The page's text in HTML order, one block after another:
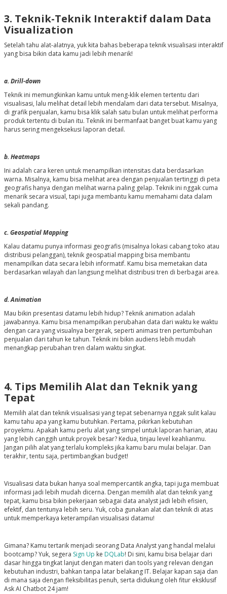
3. Teknik-Teknik Interaktif dalam Data
Visualization
Setelah tahu alat-alatnya, yuk kita bahas beberapa teknik visualisasi interaktif
yang bisa bikin data kamu jadi lebih menarik!
a. Drill-down
Teknik ini memungkinkan kamu untuk meng-klik elemen tertentu dari
visualisasi, lalu melihat detail lebih mendalam dari data tersebut. Misalnya,
di grafik penjualan, kamu bisa klik salah satu bulan untuk melihat performa
produk tertentu di bulan itu. Teknik ini bermanfaat banget buat kamu yang
harus sering mengeksekusi laporan detail.
b. Heatmaps
Ini adalah cara keren untuk menampilkan intensitas data berdasarkan
warna. Misalnya, kamu bisa melihat area dengan penjualan tertinggi di peta
geografis hanya dengan melihat warna paling gelap. Teknik ini nggak cuma
menarik secara visual, tapi juga membantu kamu memahami data dalam
sekali pandang.
c. Geospatial Mapping
Kalau datamu punya informasi geografis (misalnya lokasi cabang toko atau
distribusi pelanggan), teknik geospatial mapping bisa membantu
menampilkan data secara lebih informatif. Kamu bisa memetakan data
berdasarkan wilayah dan langsung melihat distribusi tren di berbagai area.
d. Animation
Mau bikin presentasi datamu lebih hidup? Teknik animation adalah
jawabannya. Kamu bisa menampilkan perubahan data dari waktu ke waktu
dengan cara yang visualnya bergerak, seperti animasi tren pertumbuhan
penjualan dari tahun ke tahun. Teknik ini bikin audiens lebih mudah
menangkap perubahan tren dalam waktu singkat.
4. Tips Memilih Alat dan Teknik yang
Tepat
Memilih alat dan teknik visualisasi yang tepat sebenarnya nggak sulit kalau
kamu tahu apa yang kamu butuhkan. Pertama, pikirkan kebutuhan
proyekmu. Apakah kamu perlu alat yang simpel untuk laporan harian, atau
yang lebih canggih untuk proyek besar? Kedua, tinjau level keahlianmu.
Jangan pilih alat yang terlalu kompleks jika kamu baru mulai belajar. Dan
terakhir, tentu saja, pertimbangkan budget!
Visualisasi data bukan hanya soal mempercantik angka, tapi juga membuat
informasi jadi lebih mudah dicerna. Dengan memilih alat dan teknik yang
tepat, kamu bisa bikin pekerjaan sebagai data analyst jadi lebih efisien,
efektif, dan tentunya lebih seru. Yuk, coba gunakan alat dan teknik di atas
untuk memperkaya keterampilan visualisasi datamu!
Gimana? Kamu tertarik menjadi seorang Data Analyst yang handal melalui
bootcamp? Yuk, segera Sign Up ke DQLab! Di sini, kamu bisa belajar dari
dasar hingga tingkat lanjut dengan materi dan tools yang relevan dengan
kebutuhan industri, bahkan tanpa latar belakang IT. Belajar kapan saja dan
di mana saja dengan fleksibilitas penuh, serta didukung oleh fitur eksklusif
Ask AI Chatbot 24 jam!